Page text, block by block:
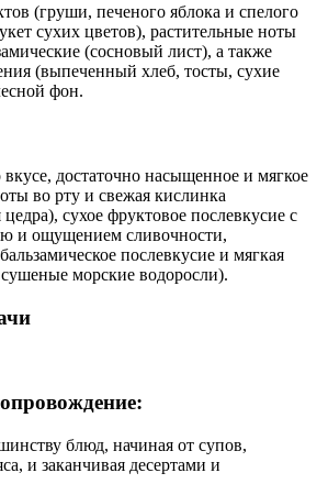
(груши, печеного яблока и спелого
сухих цветов), растительные ноты
(сосновый лист), а также
(выпеченный хлеб, тосты, сухие
фон.
достаточно насыщенное и мягкое
во рту и свежая кислинка
сухое фруктовое послевкусие с
и ощущением сливочности,
послевкусие и мягкая
морские водоросли).
блюд, начиная от супов,
и заканчивая десертами и